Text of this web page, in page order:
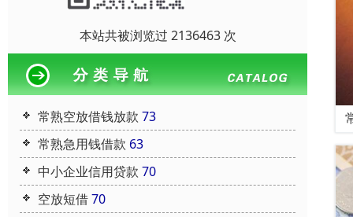
本站共被浏览过 2136463 次
常熟空放借钱放款 73
常熟急用钱借款 63
中小企业信用贷款 70
空放短借70